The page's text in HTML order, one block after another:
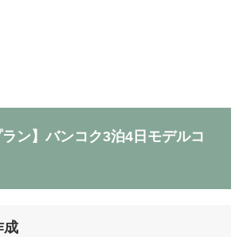
ラン】バンコク3泊4日モデルコ
成